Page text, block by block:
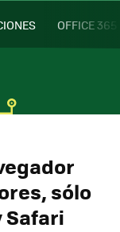
OFFICE 365
sólo
Safari